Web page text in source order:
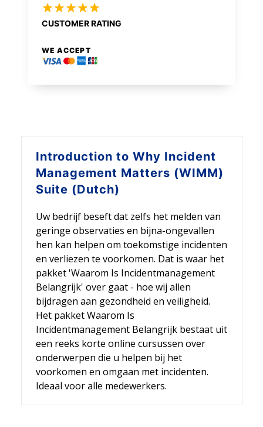
Introduction to Why Incident
Management Matters (WIMM)
Suite (Dutch)
Uw bedrijf beseft dat zelfs het melden van
geringe observaties en bijna-ongevallen
hen kan helpen om toekomstige incidenten
en verliezen te voorkomen. Dat is waar het
pakket 'Waarom Is Incidentmanagement
Belangrijk' over gaat - hoe wij allen
bijdragen aan gezondheid en veiligheid.
Het pakket Waarom Is
Incidentmanagement Belangrijk bestaat uit
een reeks korte online cursussen over
onderwerpen die u helpen bij het
voorkomen en omgaan met incidenten.
Ideaal voor alle medewerkers.
CUSTOMER RATING
WE ACCEPT